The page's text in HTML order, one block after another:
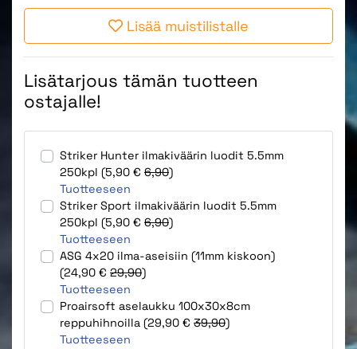
Lisää muistilistalle
Lisätarjous tämän tuotteen
ostajalle!
Striker Hunter ilmakiväärin luodit 5.5mm
250kpl (5,90 € 6,90)
Tuotteeseen
Striker Sport ilmakiväärin luodit 5.5mm
250kpl (5,90 € 6,90)
Tuotteeseen
ASG 4x20 ilma-aseisiin (11mm kiskoon)
(24,90 € 29,90)
Tuotteeseen
Proairsoft aselaukku 100x30x8cm
reppuhihnoilla (29,90 € 39,90)
Tuotteeseen